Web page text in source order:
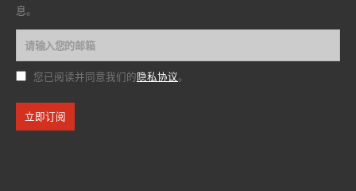
息。
您已阅读并同意我们的隐私协议。